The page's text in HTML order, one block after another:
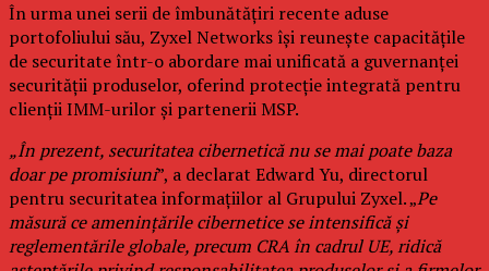
În urma unei serii de îmbunătățiri recente aduse
portofoliului său, Zyxel Networks își reunește capacitățile
de securitate într-o abordare mai unificată a guvernanței
securității produselor, oferind protecție integrată pentru
clienții IMM-urilor și partenerii MSP.
„În prezent, securitatea cibernetică nu se mai poate baza
doar pe promisiuni”, a declarat Edward Yu, directorul
pentru securitatea informațiilor al Grupului Zyxel. „Pe
măsură ce amenințările cibernetice se intensifică și
reglementările globale, precum CRA în cadrul UE, ridică